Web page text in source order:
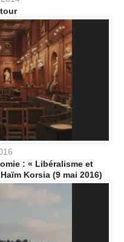
: « Libéralisme et
Korsia (9 mai 2016)